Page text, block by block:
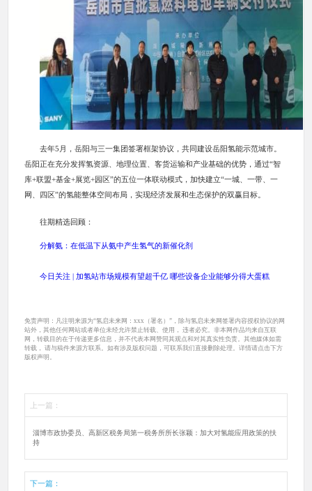
去年5月，岳阳与三一集团签署框架协议，共同建设岳阳氢能示范城市。
岳阳正在充分发挥氢资源、地理位置、客货运输和产业基础的优势，通过“智
库+联盟+基金+展览+园区”的五位一体联动模式，加快建立“一城、一带、一
网、四区”的氢能整体空间布局，实现经济发展和生态保护的双赢目标。
往期精选回顾：
分解氨：在低温下从氨中产生氢气的新催化剂
今日关注 | 加氢站市场规模有望超千亿 哪些设备企业能够分得大蛋糕
免责声明：凡注明来源为“氢启未来网：xxx（署名）”，除与氢启未来网签署内容授权协议的网
站外，其他任何网站或者单位未经允许禁止转载、使用， 违者必究。非本网作品均来自互联
网，转载目的在于传递更多信息，并不代表本网赞同其观点和对其真实性负责。其他媒体如需
转载， 请与稿件来源方联系。如有涉及版权问题，可联系我们直接删除处理。详情请点击下方
版权声明。
上一篇：
淄博市政协委员、高新区税务局第一税务所所长张颖：加大对氢能应用政策的扶
持
下一篇：